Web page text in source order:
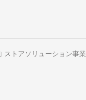
ストアソリューション事業